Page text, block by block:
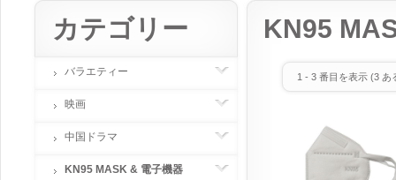
KN95
1 - 3 番目を表示 (3 あ
カテゴリー
バラエティー
映画
中国ドラマ
KN95 MASK & 電子機器